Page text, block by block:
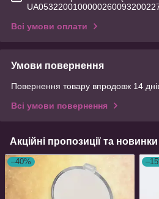
Всі умови оплати
Умови повернення
Повернення товару впродовж 14
Всі умови повернення
Акційні пропозиції та новинки
–40%